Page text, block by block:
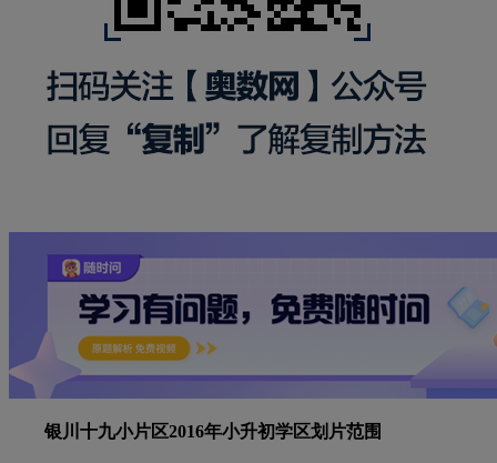
银川十九小片区2016年小升初学区划片范围